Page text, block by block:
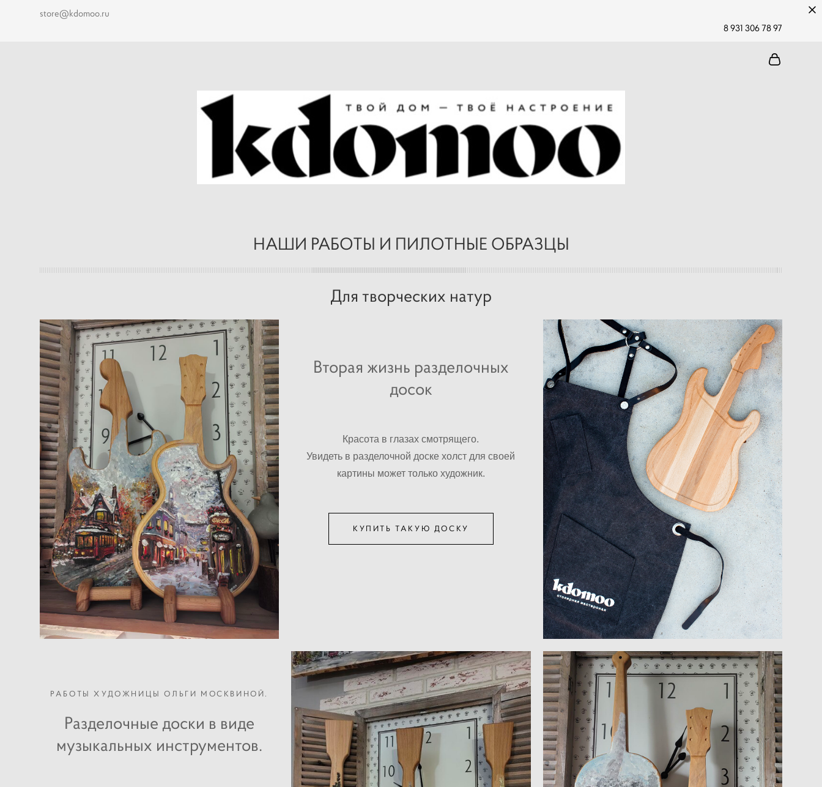
store@kdomoo.ru
8 931 306 78 97
НАШИ РАБОТЫ И ПИЛОТНЫЕ ОБРАЗЦЫ
Для творческих натур
Вторая жизнь разделочных
досок
Красота в глазах смотрящего.
Увидеть в разделочной доске холст для своей
картины может только художник.
КУПИТЬ ТАКУЮ ДОСКУ
РАБОТЫ ХУДОЖНИЦЫ ОЛЬГИ МОСКВИНОЙ.
Разделочные доски в виде
музыкальных инструментов.